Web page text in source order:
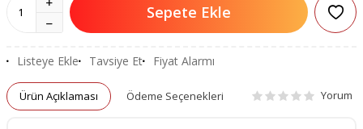
Sepete Ekle
Listeye Ekle Tavsiye Et Fiyat Alarmı
Ürün Açıklaması Ödeme Seçenekleri Yorum